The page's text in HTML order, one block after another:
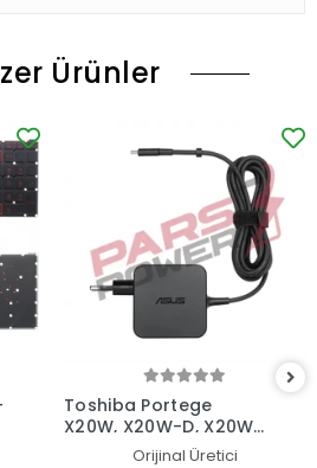
Ürünler
Toshiba Portege
X20W, X20W-D, X20W-
E Adaptör Şarj Aleti-
Orijinal Üretici